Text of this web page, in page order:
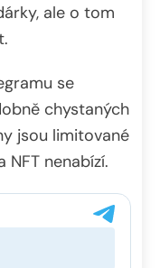
ale o tom
se
chystaných
jsou limitované
nenabízí.